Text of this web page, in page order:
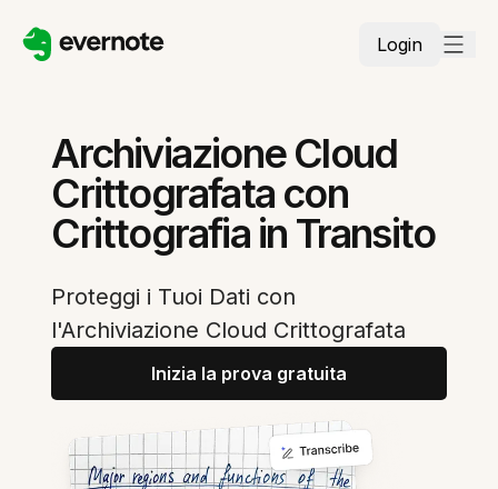
Login
Archiviazione Cloud
Crittografata con
Crittografia in Transito
Proteggi i Tuoi Dati con
l'Archiviazione Cloud Crittografata
Inizia la prova gratuita